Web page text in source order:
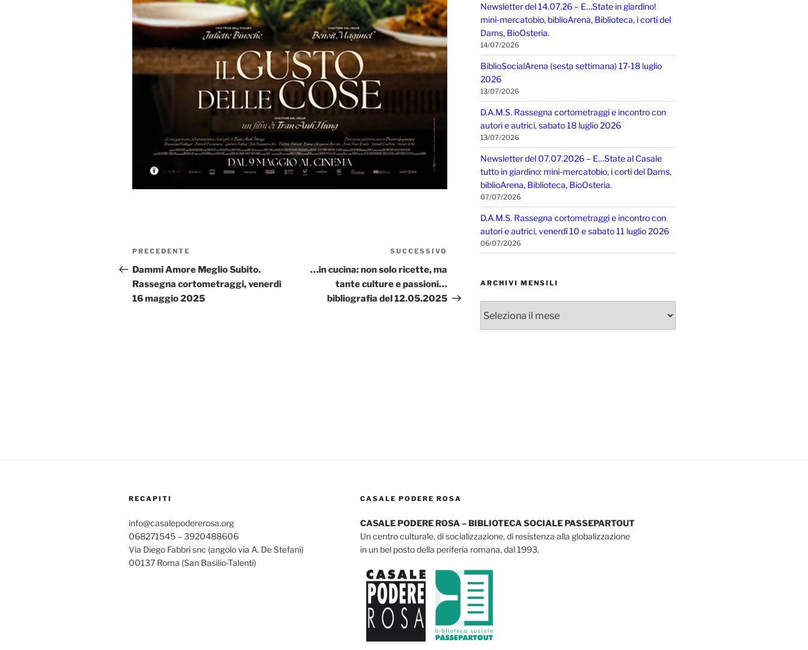
Navigazione
articoli
Articolo
precedente:
PRECEDENTE
Dammi Amore Meglio Subito.
Rassegna cortometraggi, venerdì
16 maggio 2025
Articolo
SUCCESSIVO
…in cucina: non solo ricette, ma
tante culture e passioni…
bibliografia del 12.05.2025
Newsletter del 14.07.26 – E…State in giardino!
mini-mercatobio, biblioArena, Biblioteca, i corti del
Dams, BioOsteria.
14/07/2026
BiblioSocialArena (sesta settimana) 17-18 luglio
2026
13/07/2026
D.A.M.S. Rassegna cortometraggi e incontro con
autori e autrici, sabato 18 luglio 2026
13/07/2026
Newsletter del 07.07.2026 – E…State al Casale
tutto in giardino: mini-mercatobio, i corti del Dams,
biblioArena, Biblioteca, BioOsteria.
07/07/2026
D.A.M.S. Rassegna cortometraggi e incontro con
autori e autrici, venerdì 10 e sabato 11 luglio 2026
06/07/2026
ARCHIVI MENSILI
mensili
RECAPITI
info@casalepodererosa.org
068271545 – 3920488606
Via Diego Fabbri snc (angolo via A. De Stefani)
00137 Roma (San Basilio-Talenti)
CASALE PODERE ROSA
CASALE PODERE ROSA – BIBLIOTECA SOCIALE PASSEPARTOUT
Un centro culturale, di socializzazione, di resistenza alla globalizzazione
in un bel posto della periferia romana, dal 1993.